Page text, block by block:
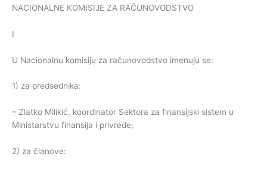
NACIONALNE KOMISIJE ZA RAČUNOVODSTVO
I
U Nacionalnu komisiju za računovodstvo imenuju se:
1) za predsednika:
– Zlatko Milikić, koordinator Sektora za finansijski sistem u
Ministarstvu finansija i privrede;
2) za članove: